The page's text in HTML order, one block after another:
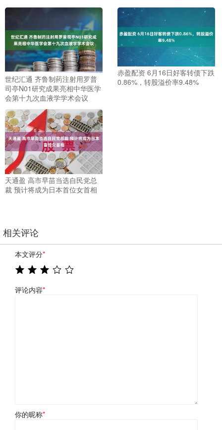
世纪汇通 齐鲁制药注射用罗普
司亭N01研究成果亮相中华医学
会第十九次血液学学术会议
赤盈配资 6月16日好客转债下跌
0.86%，转股溢价率9.48%
天通盈 高市早苗当选自民党总
裁 预计将成为日本首位女首相
相关评论
本文评分*
评论内容*
你的昵称*